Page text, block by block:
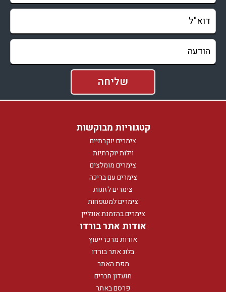
קטגוריות מבוקשות
צימרים יוקרתיים
וילות יוקרתיות
צימרים מומלצים
צימרים עם בריכה
צימרים לזוגות
צימרים למשפחות
צימרים בהזמנת אונליין
אודות אתר בורדו
אודות מרכז ייעוץ
בלוג אתר בורדו
מפת האתר
מועדון חברים
פרסם באתר